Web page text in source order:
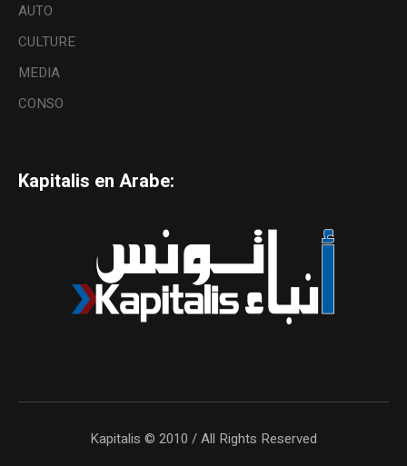
AUTO
CULTURE
MEDIA
CONSO
Kapitalis en Arabe:
Kapitalis © 2010 / All Rights Reserved